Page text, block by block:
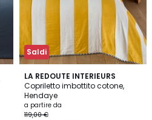
Saldi
LA REDOUTE INTERIEURS
Copriletto imbottito cotone,
Hendaye
a partire da
119,00 €
4,8
/ 5